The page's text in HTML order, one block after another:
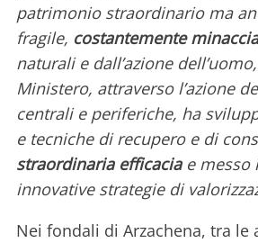
patrimonio straordinario ma
fragile, costantemente
naturali e dall’azione
Ministero, attraverso l’azione
centrali e periferiche, ha
e tecniche di recupero e di
straordinaria efficaciae messo
innovative strategie di
Nei fondali di Arzachena, tra le